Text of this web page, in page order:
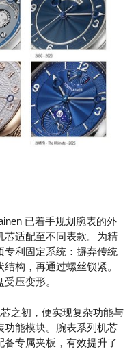
已着手规划腕表的外
芯适配至不同表款。为精
专利固定系统：摒弃传统
构，再通过螺丝锁紧。
压变形。
之初，便实现复杂功能与
功能模块。腕表系列机芯
专属夹板，有效提升了